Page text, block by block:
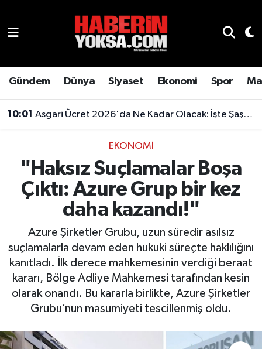
Gündem Dünya Siyaset Ekonomi Spor
10:01 Asgari Ücret 2026'da Ne Kadar Olacak: İşte Şaşırtan Rakam
EKONOMI
"Haksız Suçlamalar Boşa
Çıktı: Azure Grup bir kez
daha kazandı!"
Azure Şirketler Grubu, uzun süredir asılsız
suçlamalarla devam eden hukuki süreçte haklılığını
kanıtladı. İlk derece mahkemesinin verdiği beraat
kararı, Bölge Adliye Mahkemesi tarafından kesin
olarak onandı. Bu kararla birlikte, Azure Şirketler
Grubu’nun masumiyeti tescillenmiş oldu.
Genel
Gündem
Otomobil
Sağlık
Teknoloji
Yaşam
Hava Durumu
Son Dakika Haberleri
Haber Arşivi